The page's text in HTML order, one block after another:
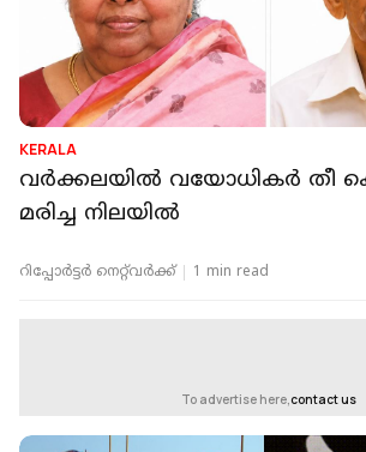
KERALA
വര്‍ക്കലയില്‍ വയോധികര്‍ തീ
മരിച്ച നിലയില്‍
റിപ്പോർട്ടർ നെറ്റ്‌വര്‍ക്ക്‌ 1 min read
To advertise here, contact us